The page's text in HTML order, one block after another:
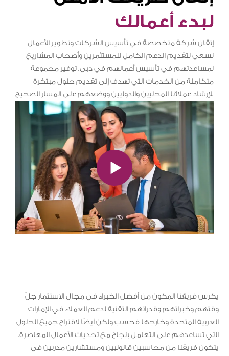
لبدء أعمالك
إتقان شركة متخصصة في تأسيس الشركات وتطوير الأعمال
نسعى لتقديم الدعم الكامل للمستثمرين وأصحاب المشاريع
لمساعدتهم في تأسيس أعمالهم في دبي. توفير مجموعة
متكاملة من الخدمات التي تهدف إلى تقديم حلول مبتكرة
لإرشاد عملائنا المحليين والدوليين ووضعهم على المسار الصحيح.
يكرس فريقنا المكون من أفضل الخبراء في مجال الاستثمار جلّ
وقتهم وخبراتهم وقدراتهم التقنية لدعم العملاء في الإمارات
العربية المتحدة وخارجها فحسب ولكن أيضًا لاقتراح جميع الحلول
التي تساعدهم على التعامل بنجاح مع تحديات الأعمال المعاصرة.
يتكون فريقنا من محاسبين قانونيين ومستشارين مدربين في